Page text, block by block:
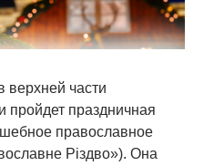
верхней части
пройдет праздничная
православное
Різдво»). Она